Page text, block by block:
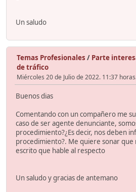
Un saludo
Temas Profesionales / Parte
de tráfico
Miércoles 20 de Julio de 2022. 11:37
Buenos dias
Comentando con un compañero me
caso de ser agente denunciante,
procedimiento?¿Es decir, nos deben
procedimiento?. Me quiere sonar
escrito que hable al respecto
Un saludo y gracias de antemano